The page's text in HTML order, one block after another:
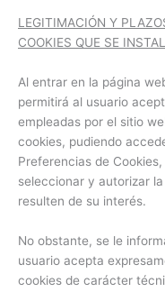
LEGITIMACIÓN Y
COOKIES QUE SE
Al entrar en la página
permitirá al usuario
empleadas por el sitio
cookies, pudiendo
Preferencias de
seleccionar y autorizar
resulten de su interés.
No obstante, se le
usuario acepta
cookies de carácter